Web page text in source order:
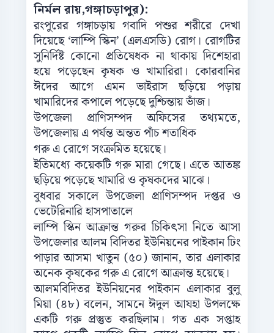
নির্মল রায়,গঙ্গাচড়াপুর):
রংপুরের গঙ্গাচড়ায় গবাদি পশুর শরীরে দেখা
দিয়েছে ‘লাম্পি স্কিন’ (এলএসডি) রোগ। রোগটির
সুনির্দিষ্ট কোনো প্রতিষেধক না থাকায় দিশেহারা
হয়ে পড়েছেন কৃষক ও খামারিরা। কোরবানির
ঈদের আগে এমন ভাইরাস ছড়িয়ে পড়ায়
খামারিদের কপালে পড়েছে দুশ্চিন্তায় ভাঁজ।
উপজেলা প্রাণিসম্পদ অফিসের তথ্যমতে,
উপজেলায় এ পর্যন্ত অন্তত পাঁচ শতাধিক
গরু এ রোগে সংক্রমিত হয়েছে।
ইতিমধ্যে কয়েকটি গরু মারা গেছে। এতে আতঙ্ক
ছড়িয়ে পড়েছে খামারি ও কৃষকদের মাঝে।
বুধবার সকালে উপজেলা প্রাণিসম্পদ দপ্তর ও
ভেটেরিনারি হাসপাতালে
লাম্পি স্কিন আক্রান্ত গরুর চিকিৎসা নিতে আসা
উপজেলার আলম বিদিতর ইউনিয়নের পাইকান ঢিং
পাড়ার আসমা খাতুন (৫০) জানান, তার এলাকার
অনেক কৃষকের গরু এ রোগে আক্রান্ত হয়েছে।
আলমবিদিতর ইউনিয়নের পাইকান এলাকার বুলু
মিয়া (৪৮) বলেন, সামনে ঈদুল আযহা উপলক্ষে
একটি গরু প্রস্তুত করছিলাম। গত এক সপ্তাহ